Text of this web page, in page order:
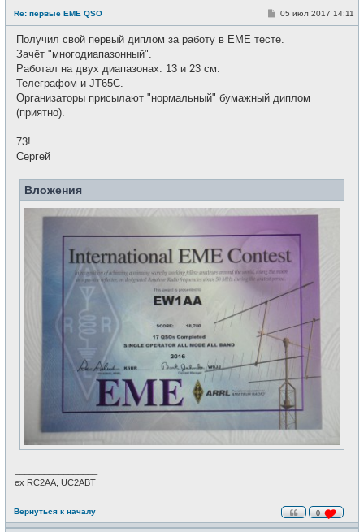
е
в
с
Re: первые EME QSO
0
С
б
05 июл 2017 14:11
Получил свой первый диплом за работу в ЕМЕ тесте.
Зачёт "многодиапазонный".
Работал на двух диапазонах: 13 и 23 см.
Телеграфом и JT65C.
Организаторы присылают "нормальный" бумажный диплом
(приятно).
73!
Сергей
Вложения
ex RC2AA, UC2ABT
Вернуться к началу